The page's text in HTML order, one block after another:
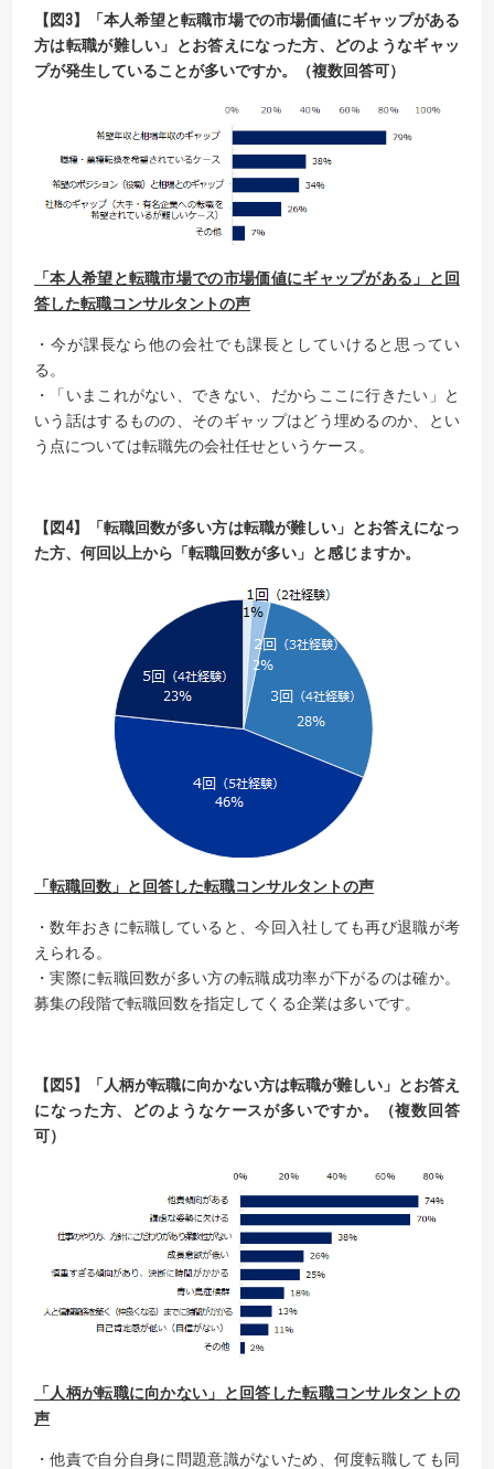
【 図3】 「本人希望と転職市場での市場価値にギャップがある
方は転職が難しい」とお答えになった方、 どのようなギャッ
プが発生していることが多いですか。
（複数回答可）
「本人希望と転職市場での市場価値にギャップがある 」と回
答した転職コンサルタントの声
・今が課長なら他の会社でも課長としていけると思ってい
る。
・「いまこれがない、できない、だからここに行きたい」と
いう話はするものの、そのギャップはどう埋めるのか、とい
う点については転職先の会社任せというケース。
【 図4】 「転職回数が多い方は転職が難しい」 とお答えになっ
た方、何回 以上から「転職回数が多い」と感じますか。
「転職回数」と回答した転職コンサルタントの声
・数年おきに転職していると、今回入社しても再び退職が考
えられる。
・実際に転職回数が多い方の転職成功率が下がるのは確か。
募集の段階で転職回数を指定してくる企業は多いです。
【 図5】「 人柄が転職に向かない方は転職が難しい」とお答え
になった方、どのようなケースが多いですか。
（複数回答
可）
「人柄が転職に向かない」
と回答した転職コンサルタントの
声
・他責で自分自身に問題意識がないため、何度転職しても同